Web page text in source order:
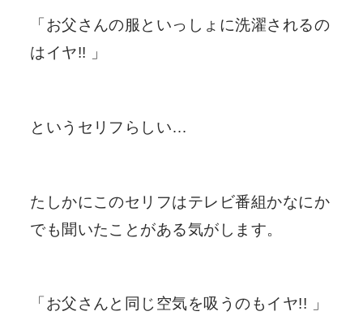
「お父さんの服といっしょに洗濯されるの
はイヤ!! 」
というセリフらしい…
たしかにこのセリフはテレビ番組かなにか
でも聞いたことがある気がします。
「お父さんと同じ空気を吸うのもイヤ!! 」